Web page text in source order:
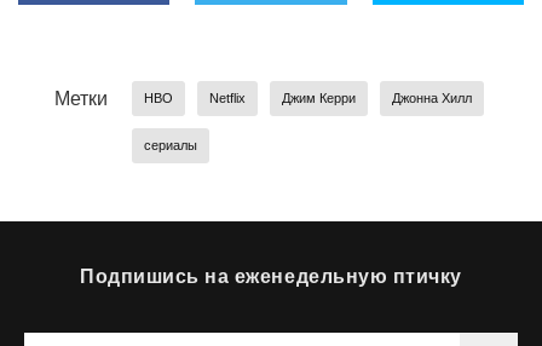
Метки HBO Netflix Джим Керри Джонна Хилл
сериалы
Подпишись на еженедельную птичку